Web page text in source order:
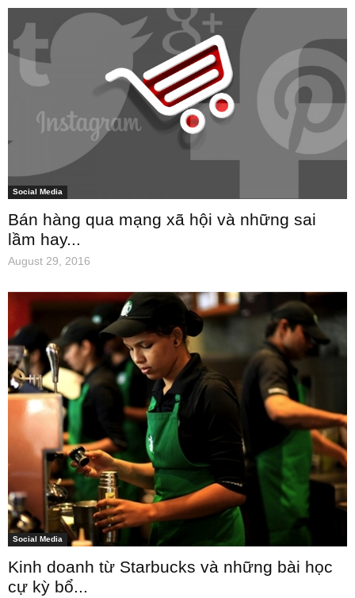
Social Media
Bán hàng qua mạng xã hội và những sai
lầm hay...
August 29, 2016
Social Media
Kinh doanh từ Starbucks và những bài học
cự kỳ bổ...